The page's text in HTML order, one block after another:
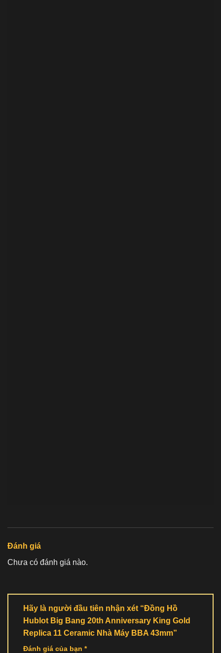
Đánh giá
Chưa có đánh giá nào.
Hãy là người đầu tiên nhận xét “Đồng Hồ
Hublot Big Bang 20th Anniversary King Gold
Replica 11 Ceramic Nhà Máy BBA 43mm”
Đánh giá của bạn *